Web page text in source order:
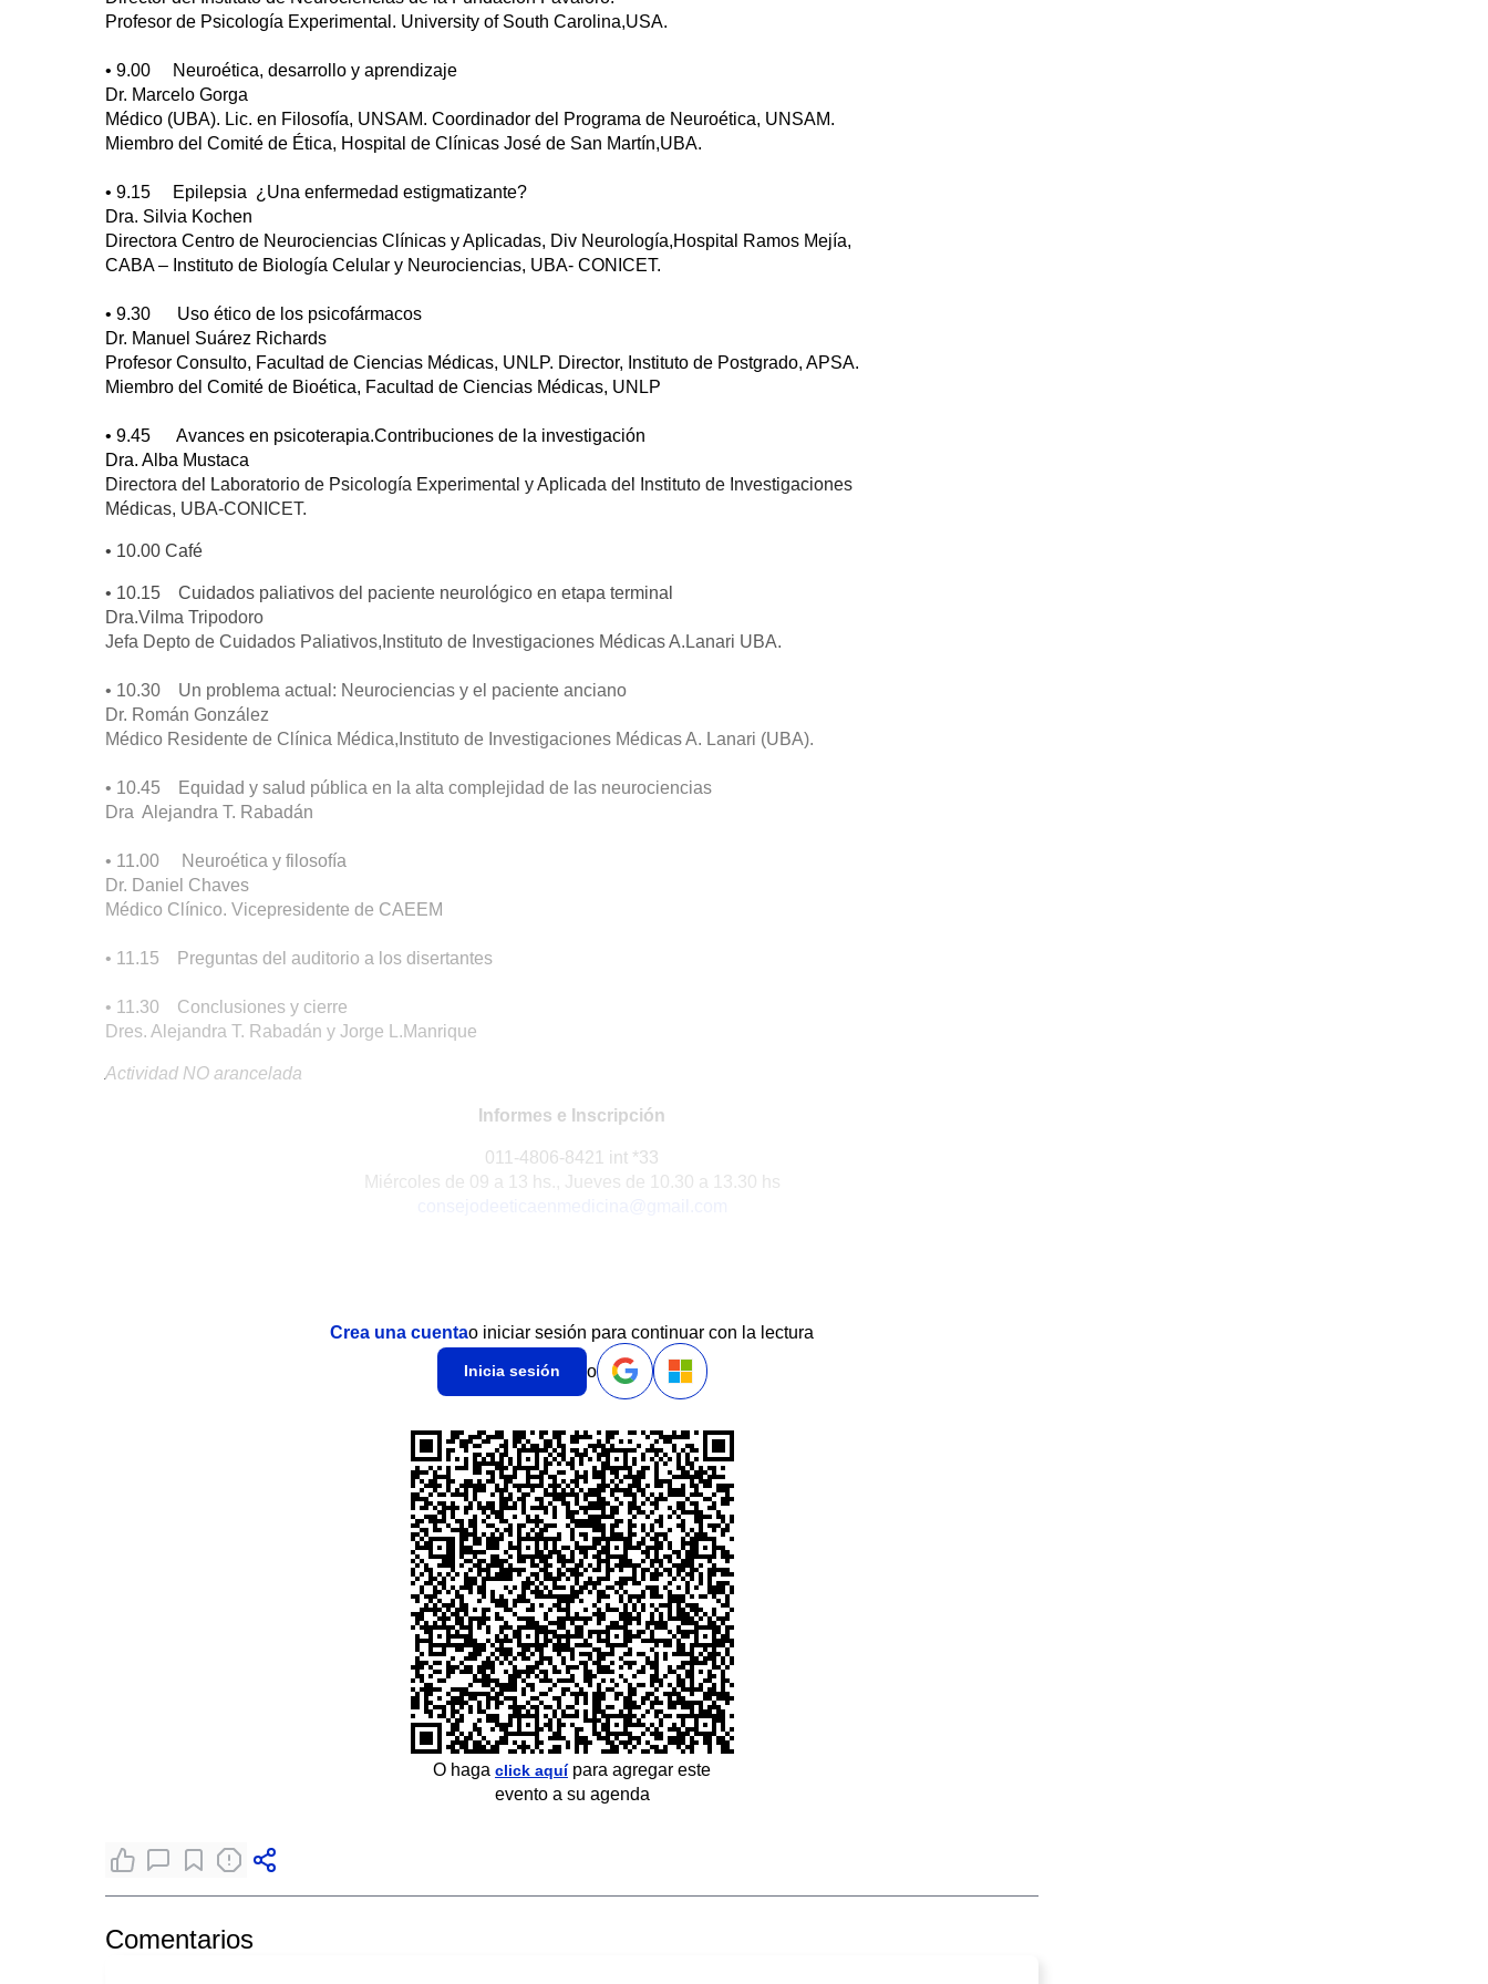
Profesor de Psicología Experimental. University of South Carolina,USA.
• 9.00 Neuroética, desarrollo y aprendizaje
Dr. Marcelo Gorga
Médico (UBA). Lic. en Filosofía, UNSAM. Coordinador del Programa de Neuroética, UNSAM.
Miembro del Comité de Ética, Hospital de Clínicas José de San Martín,UBA.
• 9.15 Epilepsia ¿Una enfermedad estigmatizante?
Dra. Silvia Kochen
Directora Centro de Neurociencias Clínicas y Aplicadas, Div Neurología,Hospital Ramos Mejía,
CABA – Instituto de Biología Celular y Neurociencias, UBA- CONICET.
• 9.30 Uso ético de los psicofármacos
Dr. Manuel Suárez Richards
Profesor Consulto, Facultad de Ciencias Médicas, UNLP. Director, Instituto de Postgrado, APSA.
Miembro del Comité de Bioética, Facultad de Ciencias Médicas, UNLP
• 9.45 Avances en psicoterapia.Contribuciones de la investigación
Dra. Alba Mustaca
Directora del Laboratorio de Psicología Experimental y Aplicada del Instituto de Investigaciones
Médicas, UBA-CONICET.
• 10.00 Café
• 10.15 Cuidados paliativos del paciente neurológico en etapa terminal
Dra.Vilma Tripodoro
Jefa Depto de Cuidados Paliativos,Instituto de Investigaciones Médicas A.Lanari UBA.
• 10.30 Un problema actual: Neurociencias y el paciente anciano
Dr. Román González
Médico Residente de Clínica Médica,Instituto de Investigaciones Médicas A. Lanari (UBA).
• 10.45 Equidad y salud pública en la alta complejidad de las neurociencias
Dra Alejandra T. Rabadán
• 11.00 Neuroética y filosofía
Dr. Daniel Chaves
Médico Clínico. Vicepresidente de CAEEM
• 11.15 Preguntas del auditorio a los disertantes
• 11.30 Conclusiones y cierre
Dres. Alejandra T. Rabadán y Jorge L.Manrique
Actividad NO arancelada
Informes e Inscripción
011-4806-8421 int *33
Miércoles de 09 a 13 hs., Jueves de 10.30 a 13.30 hs
Crea una cuentao iniciar sesión para continuar con la lectura
Inicia sesión o
O haga click aquípara agregar este
evento a su agenda
Comentarios